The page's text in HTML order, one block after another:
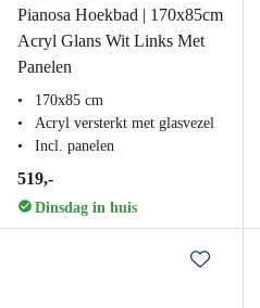
Pianosa Hoekbad | 170x85cm
Acryl Glans Wit Links Met
Panelen
170x85 cm
Acryl versterkt met glasvezel
Incl. panelen
519,-
Dinsdag in huis